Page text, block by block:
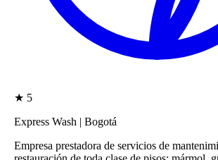
★ 5
Express Wash | Bogotá
Empresa prestadora de servicios de